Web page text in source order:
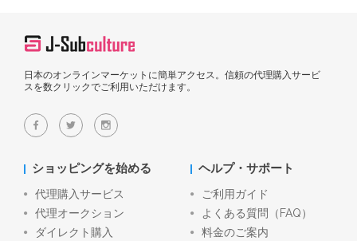
日本のオンラインマーケットに簡単アクセス。信頼の代理購入サービ
スを数クリックでご利用いただけます。
ショッピングを始める
代理購入サービス
代理オークション
ダイレクト購入
ヘルプ・サポート
ご利用ガイド
よくある質問（FAQ）
料金のご案内